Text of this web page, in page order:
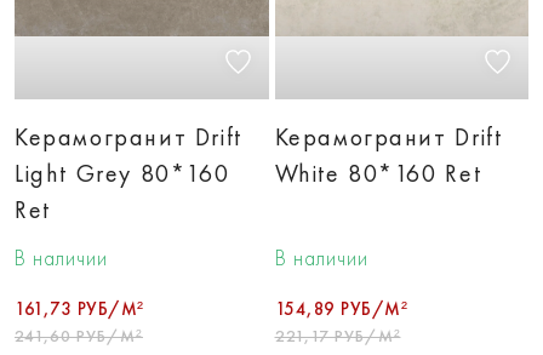
Керамогранит Drift
Light Grey 80*160
Ret
В наличии
161,73 РУБ/М²
241,60 РУБ/М²
Керамогранит Drift
White 80*160 Ret
В наличии
154,89 РУБ/М²
221,17 РУБ/М²